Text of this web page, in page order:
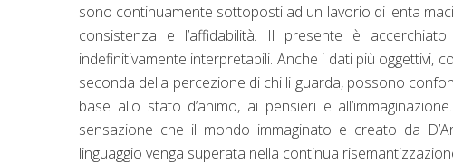
sono continuamente sottoposti ad un lavorio di lenta
consistenza e l’affidabilità. Il presente è
indefinitivamente interpretabili. Anche i dati più oggettivi,
seconda della percezione di chi li guarda, possono
base allo stato d’animo, ai pensieri e
sensazione che il mondo immaginato e creato da
linguaggio venga superata nella continua